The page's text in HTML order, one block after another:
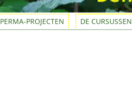
PERMA-PROJECTEN DE CURSUSSEN